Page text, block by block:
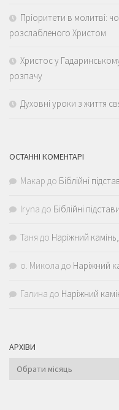
Пріоритети в молитві:
розслабленого Христом
Христос у
розпачу
Духовні уроки з життя
ОСТАННІ КОМЕНТАРІ
Макар до Біблійні
Iryna до Біблійні
Таня до Наріжний
о. Микола до Наріжний
Галина до Наріжний
АРХІВИ
Архіви